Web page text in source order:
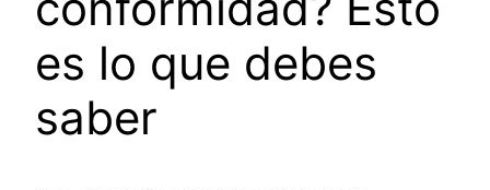
es lo que debes
saber